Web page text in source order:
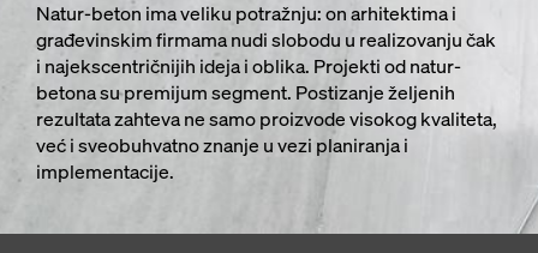
Natur-beton ima veliku potražnju: on arhitektima i
građevinskim firmama nudi slobodu u realizovanju čak
i najekscentričnijih ideja i oblika. Projekti od natur-
betona su premijum segment. Postizanje željenih
rezultata zahteva ne samo proizvode visokog kvaliteta,
već i sveobuhvatno znanje u vezi planiranja i
implementacije.